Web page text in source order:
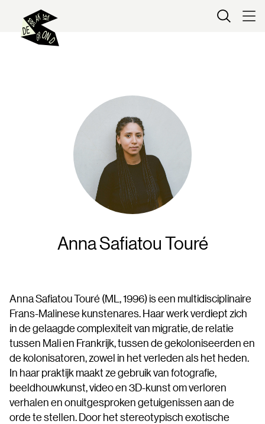
Anna Safiatou Touré
Anna Safiatou Touré (ML, 1996) is een multidisciplinaire
Frans-Malinese kunstenares. Haar werk verdiept zich
in de gelaagde complexiteit van migratie, de relatie
tussen Mali en Frankrijk, tussen de gekoloniseerden en
de kolonisatoren, zowel in het verleden als het heden.
In haar praktijk maakt ze gebruik van fotografie,
beeldhouwkunst, video en 3D-kunst om verloren
verhalen en onuitgesproken getuigenissen aan de
orde te stellen. Door het stereotypisch exotische